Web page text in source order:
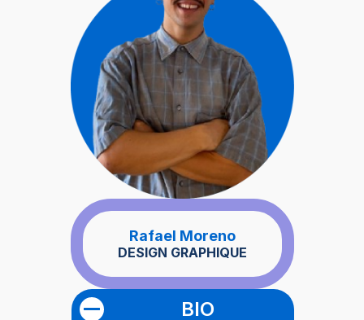
Rafael Moreno
DESIGN GRAPHIQUE
BIO